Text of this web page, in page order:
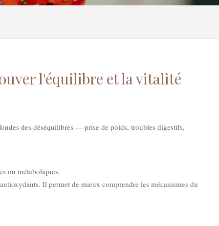
l'équilibre et la vitalité
des déséquilibres — prise de poids, troubles digestifs,
ou métaboliques.
Il permet de mieux comprendre les mécanismes du